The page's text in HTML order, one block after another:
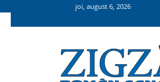
joi, august 6, 2026